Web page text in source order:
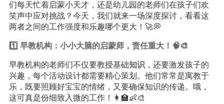
们每天忙着启蒙小天才，还是幼儿园的老师们在孩子们欢
笑声中应对挑战？今天，我们就来一场深度探讨，看看这
两者之间的工作强度和乐趣哪个更大！🚀💭
1️⃣ 早教机构：小小大脑的启蒙师，责任重大！🧠🎨
早教机构的老师们不仅要教授基础知识 ，还要激发孩子的
兴趣，每个活动设计都需要精心策划。他们常常是寓教于
乐，既要照顾好宝宝的情绪，又要确保知识的传递。哦，
这可真是份细致入微的工作！👩‍🏫👶🎨